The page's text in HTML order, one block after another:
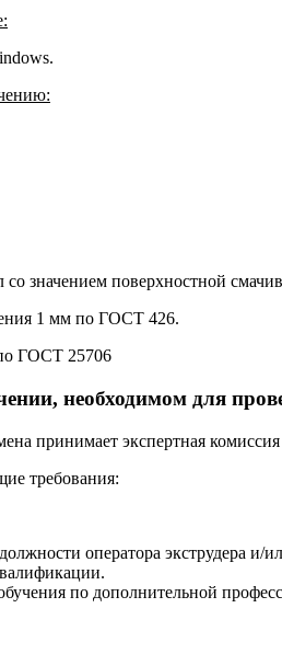
значением поверхностной
1 мм по ГОСТ 426.
ГОСТ 25706
необходимом для
принимает экспертная
требования:
оператора экструдера
по дополнительной